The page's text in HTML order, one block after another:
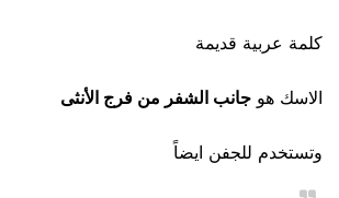
كلمة عربية قديمة
الاسك هو جانب الشفر من فرج الأنثى
وتستخدم للجفن ايضاً